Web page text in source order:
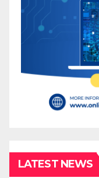
LATEST NEWS